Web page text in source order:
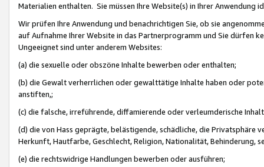
Materialien enthalten. Sie müssen Ihre Website(s) in Ihrer Anwendung
Wir prüfen Ihre Anwendung und benachrichtigen Sie, ob sie
auf Aufnahme Ihrer Website in das Partnerprogramm und Sie dürfen
Ungeeignet sind unter anderem Websites:
(a) die sexuelle oder obszöne Inhalte bewerben oder enthalten;
(b) die Gewalt verherrlichen oder gewalttätige Inhalte haben oder
anstiften,;
(c) die falsche, irreführende, diffamierende oder verleumderische
(d) die von Hass geprägte, belästigende, schädliche, die Privatsphäre
Herkunft, Hautfarbe, Geschlecht, Religion, Nationalität, Behinderung,
(e) die rechtswidrige Handlungen bewerben oder ausführen;